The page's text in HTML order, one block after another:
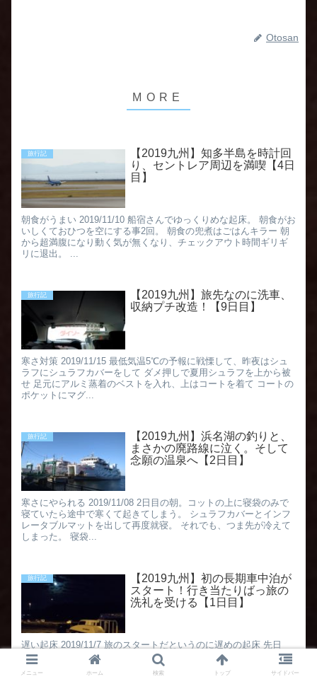
Otosan
旅行記
【2019九州】知多半島を時計回
り、セントレア周辺を満喫【4日
目】
朝食がうまい 2019/11/10 船宿さんでゆっくりめな起床。 朝食がお
いしくておひつを空にする事2回。 朝食の兜煮はごはんキラー 朝
から超満腹になり動く気が無くなり、チェックアウト時間ギリギ
リに退出。 ...
旅行記
【2019九州】旅先なのに洗車、
収納プチ改造！【9日目】
寒さ対策 2019/11/15 最低気温5℃の予報に戦慄して、昨夜はシュ
ラフにシュラフカバーをして ダメ押しで夏用シュラフを上から被
せ 足元にアルミ蒸着のベストを入れ、上はコートを着て コートの
ポケットにマグ...
旅行記
【2019九州】浜名湖の釣りと、
まさかの廃路線に泣く。そして
念願の温泉へ【2日目】
寒さにやられる 2019/11/08 2日目の朝。コットの上に寝袋のみで
寝ていたら途中で寒くて起きてしまう。 シュラフカバーとインフ
レータブルマットを出して再度就寝。 それでも、つま先が冷えて
しまった。 寝袋...
旅行記
【2019九州】初の長期車中泊が
スタート！行き当たりばっ旅の
洗礼を受ける【1日目】
遅い起床 2019/11/7 旅のスタートだというのに遅めの起床 先日
Pasmoを無くして駅に問い合わせをしたりしてどんどん時間が過
ぎていきます。 最初の給油 多すぎる荷物や準備に手間取りつつ、
まずはコスト...
メニュー ホーム 検索 トップ サイドバー